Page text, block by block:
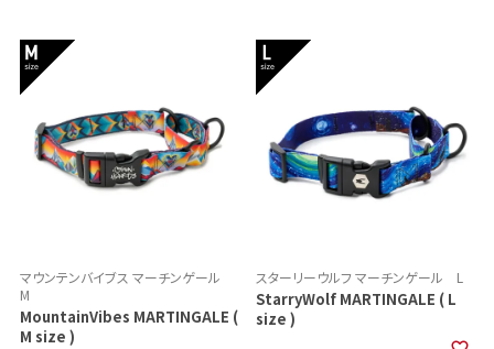
マウンテンバイブス マーチンゲール
M
MountainVibes MARTINGALE (
M size )
スターリーウルフ マーチンゲール L
StarryWolf MARTINGALE ( L
size )